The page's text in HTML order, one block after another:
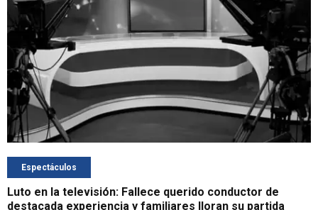
Espectáculos
Luto en la televisión: Fallece querido conductor de
destacada experiencia y familiares lloran su partida